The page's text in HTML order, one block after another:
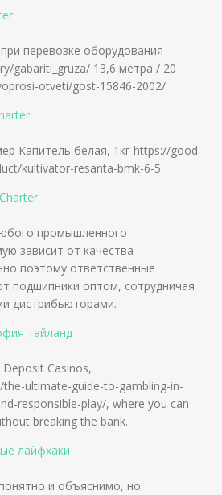
перевозке оборудования
gabariti_gruza/ 13,6 метра / 20
otveti/gost-15846-2002/
Капитель белая, 1кг https://good-
kultivator-resanta-bmk-6-5
промышленного
зависит от качества
поэтому ответственные
подшипники оптом, сотрудничая
дистрибьюторами.
тайланд
Casinos,
ultimate-guide-to-gambling-in-
responsible-play/, where you can
breaking the bank.
лайфхаки
и объяснимо, но